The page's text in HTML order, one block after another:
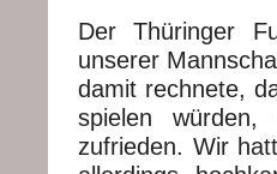
Der Thüringer
unserer
damit rechnete,
spielen
zufrieden. Wir